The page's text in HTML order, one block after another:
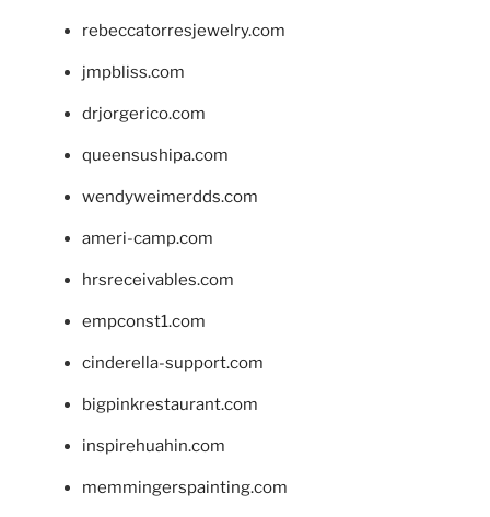
rebeccatorresjewelry.com
jmpbliss.com
drjorgerico.com
queensushipa.com
wendyweimerdds.com
ameri-camp.com
hrsreceivables.com
empconst1.com
cinderella-support.com
bigpinkrestaurant.com
inspirehuahin.com
memmingerspainting.com